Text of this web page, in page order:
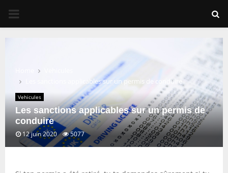
PRIMARY
Les sanctions applicables sur un permis de conduire
Vehicules
Les sanctions applicables sur un permis de
conduire
12 juin 2020 5077